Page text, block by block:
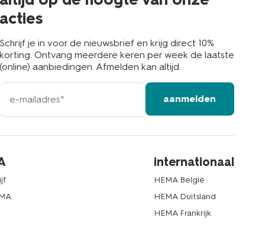
acties
Schrijf je in voor de nieuwsbrief en krijg direct 10%
korting. Ontvang meerdere keren per week de laatste
(online) aanbiedingen. Afmelden kan altijd.
e-
mailadres
aanmelden
internationaal
HEMA België
HEMA Duitsland
HEMA Frankrijk